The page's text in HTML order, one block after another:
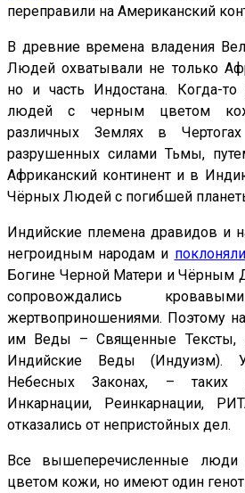
переправили на Американский
В древние времена владения
Людей охватывали не только
но и часть Индостана. Когда-то
людей с черным цветом
различных Землях в
разрушенных силами Тьмы,
Африканский континент и в
Чёрных Людей с погибшей
Индийские племена дравидов и
негроидным народам и
Богине Черной Матери и Чёрным
сопровождались
жертвоприношениями. Поэтому
им Веды – Священные Тексты,
Индийские Веды (Индуизм).
Небесных Законах, –
Инкарнации, Реинкарнации,
отказались от непристойных дел.
Все вышеперечисленные люди
цветом кожи, но имеют один